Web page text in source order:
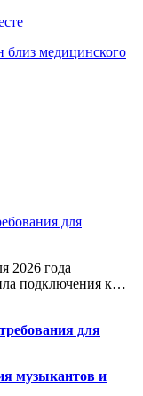
медицинского
для
2026 года
подключения к…
для
музыкантов и